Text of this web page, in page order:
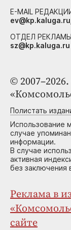
©
Полистать
Использование
случае
информации.
В случае
активная
без заключения
Реклама в
сайте
E-MAIL
ОТДЕЛ
sz@kp.kaluga.ru